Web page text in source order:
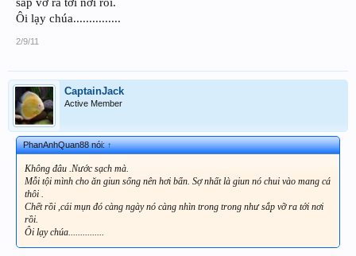
Ôi lạy chúa...............
2/9/11
CaptainJack
Active Member
PhanAnhQuan88 nói:↑
Không đâu .Nước sạch mà.
Mỗi tội mình cho ăn giun sống nên hơi bẩn. Sợ nhất là giun nó chui vào mang cá
thôi .
Chết rồi ,cái mụn đó càng ngày nó càng nhìn trong trong như sắp vỡ ra tới nơi
rồi.
Ôi lạy chúa...............